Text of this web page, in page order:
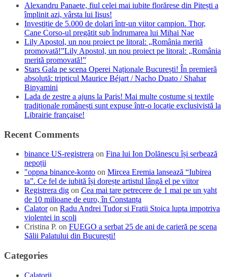
Alexandru Panaete, fiul celei mai iubite florărese din Pitești a
împlinit azi, vârsta lui Iisus!
Investiție de 5.000 de dolari într-un viitor campion. Thor,
Cane Corso-ul pregătit sub îndrumarea lui Mihai Nae
Lily Apostol, un nou proiect pe litoral: „România merită
promovată!”Lily Apostol, un nou proiect pe litoral: „România
merită promovată!”
Stars Gala pe scena Operei Naționale București! În premieră
absolută: tripticul Maurice Béjart / Nacho Duato / Shahar
Binyamini
Lada de zestre a ajuns la Paris! Mai multe costume și textile
tradiționale românești sunt expuse într-o locație exclusivistă la
Librairie française!
Recent Comments
binance US-registrera on Fina lui Ion Dolănescu își serbează
nepoții
"oppna binance-konto on Mircea Eremia lansează “Iubirea
ta”. Ce fel de iubită își dorește artistul lângă el pe viitor
Registrera dig on Cea mai tare petrecere de 1 mai pe un yaht
de 10 milioane de euro, în Constanța
Calatoron Radu Andrei Tudor si Fratii Stoica lupta impotriva
violentei in scoli
Cristina P. on FUEGO a serbat 25 de ani de carieră pe scena
Sălii Palatului din București!
Categories
Calatorii